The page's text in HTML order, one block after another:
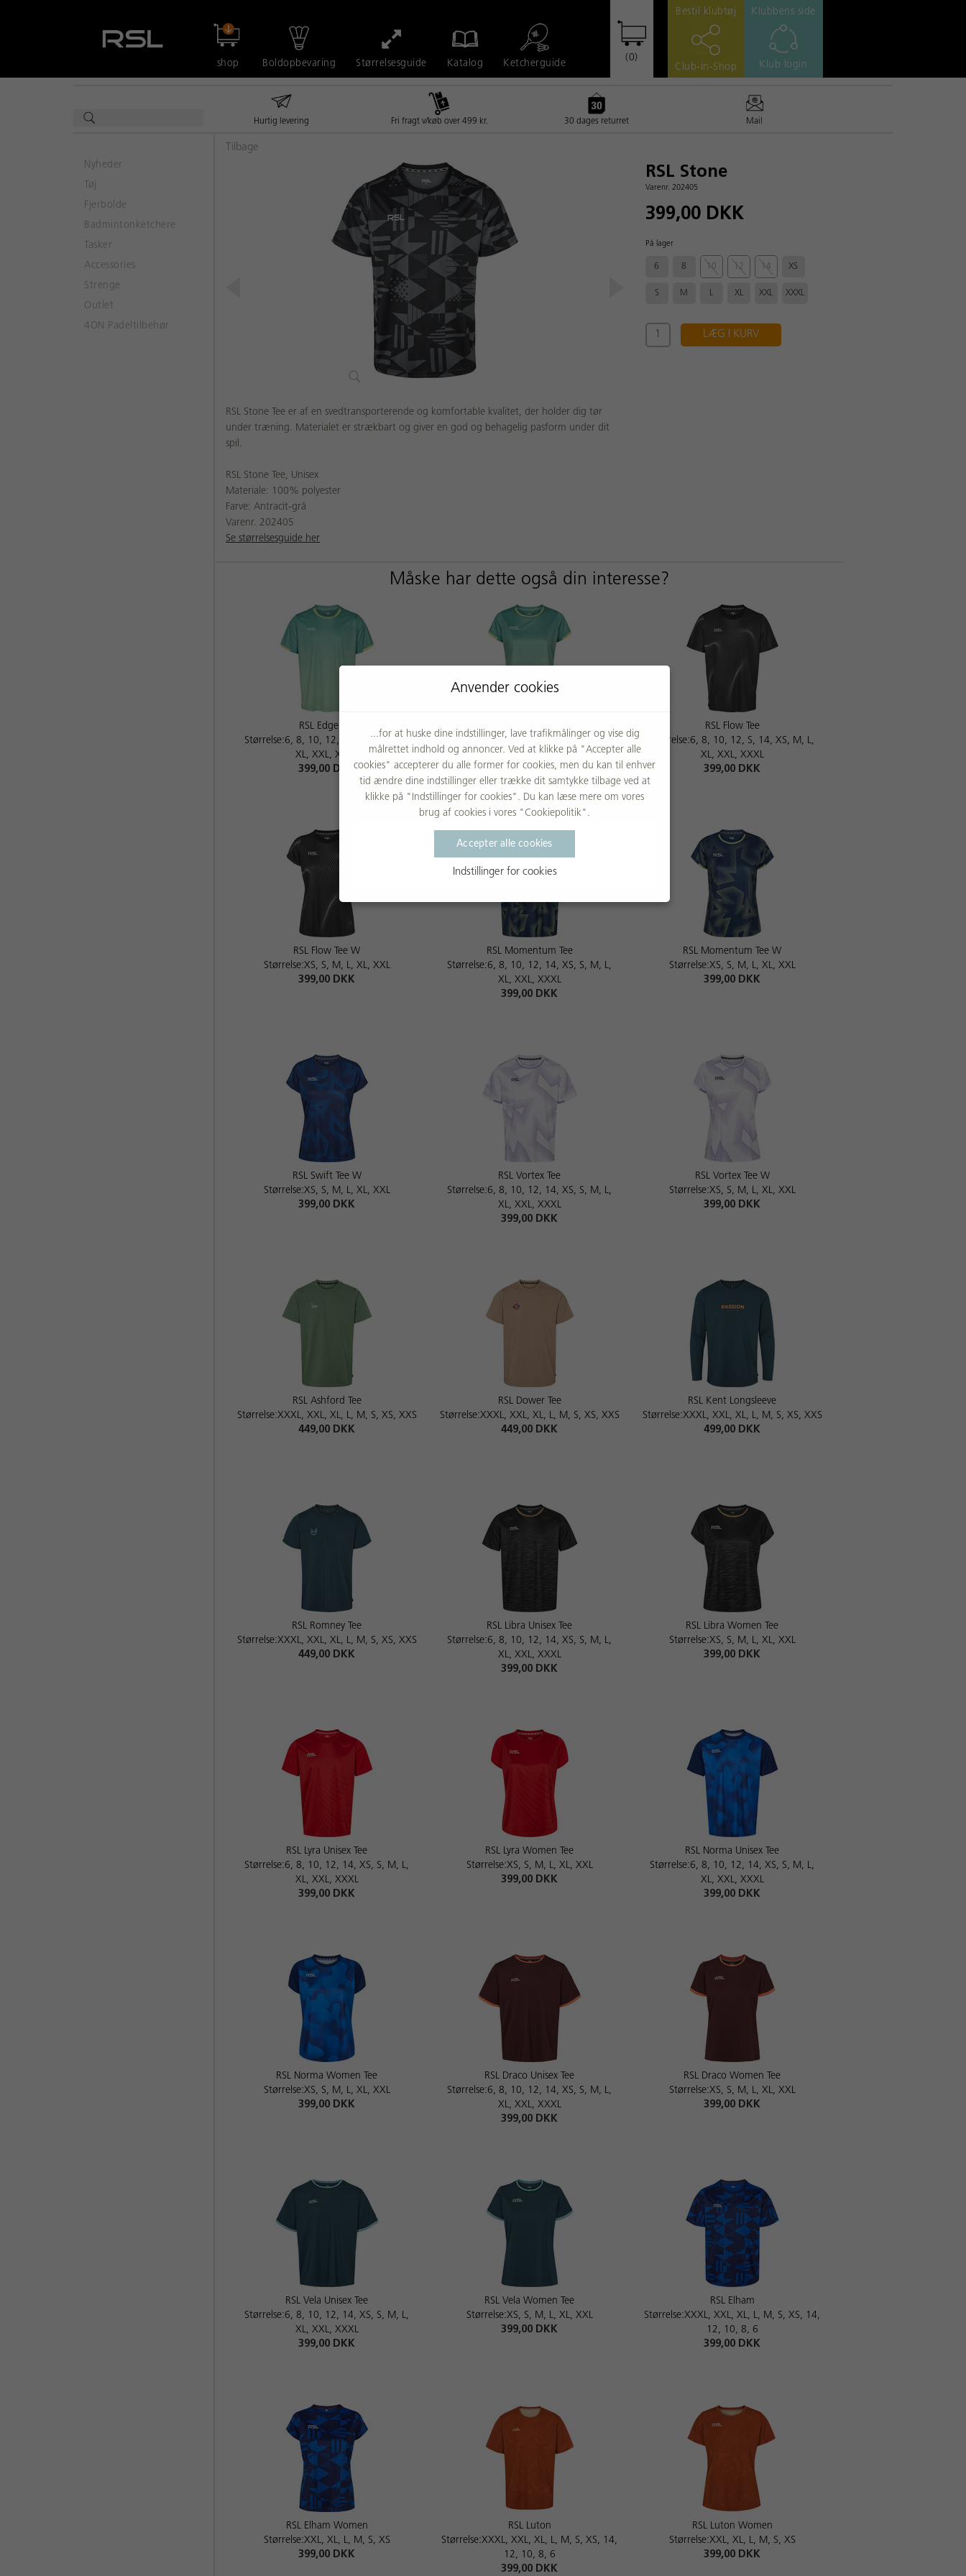
shop Boldopbevaring Størrelsesguide Katalog Ketcherguide
(0)
Bestil klubtøj
Club-in-Shop
Klubbens side
Klub login
Hurtig levering Fri fragt v/køb over 499 kr. 30 dages returret Mail
Nyheder
Tøj
Fjerbolde
Badmintonketchere
Tasker
Accessories
Strenge
Outlet
4ON Padeltilbehør
Tilbage
RSL Stone Tee er af en svedtransporterende og komfortable kvalitet, der holder dig tør
under træning. Materialet er strækbart og giver en god og behagelig pasform under dit
spil.
RSL Stone Tee, Unisex
Materiale: 100% polyester
Farve: Antracit-grå
Varenr. 202405
Se størrelsesguide her
RSL Stone
Varenr. 202405
399,00 DKK
På lager
6 8 10 12 14 XS
S M L XL XXL XXXL
LÆG I KURV
Måske har dette også din interesse?
RSL Edge Tee
Størrelse:6, 8, 10, 12, 14, XS, S, M, L,
XL, XXL, XXXL
399,00 DKK
RSL Edge Tee W
Størrelse:XS, S, M, L, XL, XXL
399,00 DKK
RSL Flow Tee
Størrelse:6, 8, 10, 12, S, 14, XS, M, L,
XL, XXL, XXXL
399,00 DKK
RSL Flow Tee W
Størrelse:XS, S, M, L, XL, XXL
399,00 DKK
RSL Momentum Tee
Størrelse:6, 8, 10, 12, 14, XS, S, M, L,
XL, XXL, XXXL
399,00 DKK
RSL Momentum Tee W
Størrelse:XS, S, M, L, XL, XXL
399,00 DKK
RSL Swift Tee W
Størrelse:XS, S, M, L, XL, XXL
399,00 DKK
RSL Vortex Tee
Størrelse:6, 8, 10, 12, 14, XS, S, M, L,
XL, XXL, XXXL
399,00 DKK
RSL Vortex Tee W
Størrelse:XS, S, M, L, XL, XXL
399,00 DKK
RSL Ashford Tee
Størrelse:XXXL, XXL, XL, L, M, S, XS, XXS
449,00 DKK
RSL Dower Tee
Størrelse:XXXL, XXL, XL, L, M, S, XS, XXS
449,00 DKK
RSL Kent Longsleeve
Størrelse:XXXL, XXL, XL, L, M, S, XS, XXS
499,00 DKK
RSL Romney Tee
Størrelse:XXXL, XXL, XL, L, M, S, XS, XXS
449,00 DKK
RSL Libra Unisex Tee
Størrelse:6, 8, 10, 12, 14, XS, S, M, L,
XL, XXL, XXXL
399,00 DKK
RSL Libra Women Tee
Størrelse:XS, S, M, L, XL, XXL
399,00 DKK
RSL Lyra Unisex Tee
Størrelse:6, 8, 10, 12, 14, XS, S, M, L,
XL, XXL, XXXL
399,00 DKK
RSL Lyra Women Tee
Størrelse:XS, S, M, L, XL, XXL
399,00 DKK
RSL Norma Unisex Tee
Størrelse:6, 8, 10, 12, 14, XS, S, M, L,
XL, XXL, XXXL
399,00 DKK
RSL Norma Women Tee
Størrelse:XS, S, M, L, XL, XXL
399,00 DKK
RSL Draco Unisex Tee
Størrelse:6, 8, 10, 12, 14, XS, S, M, L,
XL, XXL, XXXL
399,00 DKK
RSL Draco Women Tee
Størrelse:XS, S, M, L, XL, XXL
399,00 DKK
RSL Vela Unisex Tee
Størrelse:6, 8, 10, 12, 14, XS, S, M, L,
XL, XXL, XXXL
399,00 DKK
RSL Vela Women Tee
Størrelse:XS, S, M, L, XL, XXL
399,00 DKK
RSL Elham
Størrelse:XXXL, XXL, XL, L, M, S, XS, 14,
12, 10, 8, 6
399,00 DKK
RSL Elham Women
Størrelse:XXL, XL, L, M, S, XS
399,00 DKK
RSL Luton
Størrelse:XXXL, XXL, XL, L, M, S, XS, 14,
12, 10, 8, 6
399,00 DKK
RSL Luton Women
Størrelse:XXL, XL, L, M, S, XS
399,00 DKK
Anvender cookies
...for at huske dine indstillinger, lave trafikmålinger og vise dig
målrettet indhold og annoncer. Ved at klikke på "Accepter alle
cookies" accepterer du alle former for cookies, men du kan til enhver
tid ændre dine indstillinger eller trække dit samtykke tilbage ved at
klikke på "Indstillinger for cookies". Du kan læse mere om vores
brug af cookies i vores "Cookiepolitik".
Accepter alle cookies
Indstillinger for cookies